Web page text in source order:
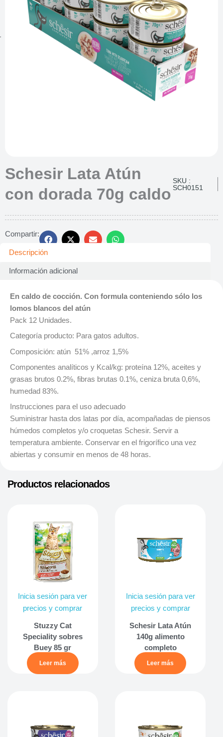
Schesir Lata Atún
con dorada 70g caldo
SKU :
SCH0151
Compartir:
Descripción
Información adicional
En caldo de cocción. Con formula conteniendo sólo los
lomos blancos del atún
Pack 12 Unidades.
Categoría producto: Para gatos adultos.
Composición: atún 51% ,arroz 1,5%
Componentes analíticos y Kcal/kg: proteína 12%, aceites y
grasas brutos 0.2%, fibras brutas 0.1%, ceniza bruta 0,6%,
humedad 83%.
Instrucciones para el uso adecuado
Suministrar hasta dos latas por día, acompañadas de piensos
húmedos completos y/o croquetas Schesir. Servir a
temperatura ambiente. Conservar en el frigorífico una vez
abiertas y consumir en menos de 48 horas.
Productos relacionados
Inicia sesión para ver
precios y comprar
Stuzzy Cat
Speciality sobres
Buey 85 gr
Leer más
Inicia sesión para ver
precios y comprar
Schesir Lata Atún
140g alimento
completo
Leer más